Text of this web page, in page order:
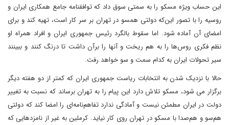
این حساب ویژه مسکو را به سمتی سوق داد که توافقنامه جامع همکاری ایران و
روسیه را با تصور این‌که دولتی همسو در تهران بر سر کار است، تهیه کند و برای
امضای آن آماده شود. اما سقوط بالگرد رئیس جمهوری ایران و افراد همراه او
نظم فکری روس‌ها را به هم ریخت و آنها را برآن داشت تا درنگ کنند و ببینند
سیر تحولات ایران به کدام سمت و سو خواهد رفت.
حالا با نزدیک شدن به انتخابات ریاست جمهوری ایران که کمتر از دو هفته دیگر
برگزار می شود، مسکو تلاش دارد این پیام را به تهران برساند که نسبت به تغییر
دولت در ایران مطمئن نیست و آمادگی ندارد تفاهم‌نامه‌ای را امضا کند که دولتی
هم‌سو و هم‌صدا با مسکو در تهران روی کار نیاید. کرملین به غیر از نامزدهایی که